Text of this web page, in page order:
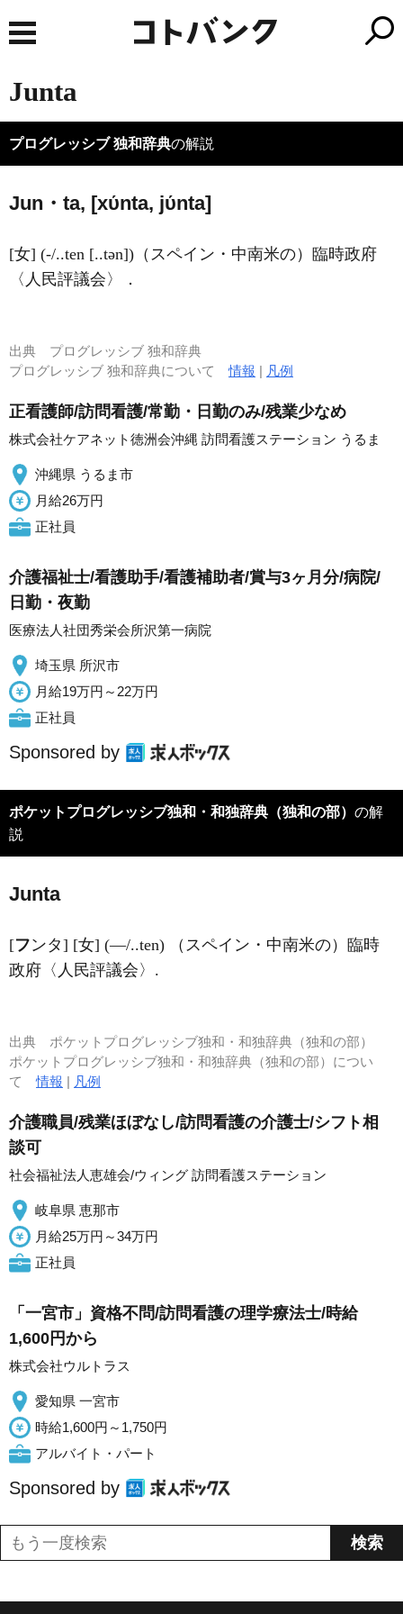
Junta
プログレッシブ 独和辞典の解説
Jun・ta, [xύnta, jύnta]
[女] (-/..ten [..tən])（スペイン・中南米の）臨時政府
〈人民評議会〉．
出典 プログレッシブ 独和辞典
プログレッシブ 独和辞典について情報 | 凡例
正看護師/訪問看護/常勤・日勤のみ/残業少なめ
株式会社ケアネット徳洲会沖縄 訪問看護ステーション うるま
沖縄県 うるま市
月給26万円
正社員
介護福祉士/看護助手/看護補助者/賞与3ヶ月分/病院/
日勤・夜勤
医療法人社団秀栄会所沢第一病院
埼玉県 所沢市
月給19万円～22万円
正社員
Sponsored by
ポケットプログレッシブ独和・和独辞典（独和の部） の解
説
Junta
[フンタ] [女] (―/..ten) （スペイン・中南米の）臨時
政府〈人民評議会〉.
出典 ポケットプログレッシブ独和・和独辞典（独和の部）
ポケットプログレッシブ独和・和独辞典（独和の部）につい
て情報 | 凡例
介護職員/残業ほぼなし/訪問看護の介護士/シフト相
談可
社会福祉法人恵雄会/ウィング 訪問看護ステーション
岐阜県 恵那市
月給25万円～34万円
正社員
「一宮市」資格不問/訪問看護の理学療法士/時給
1,600円から
株式会社ウルトラス
愛知県 一宮市
時給1,600円～1,750円
アルバイト・パート
Sponsored by